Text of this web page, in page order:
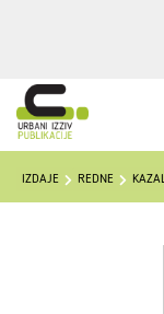
IZDAJE REDNE